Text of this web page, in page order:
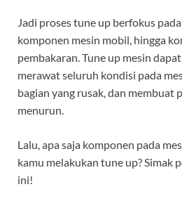
Jadi proses tune up berfokus
komponen mesin mobil, hingga
pembakaran. Tune up mesin
merawat seluruh kondisi pada
bagian yang rusak, dan membuat
menurun.
Lalu, apa saja komponen pada
kamu melakukan tune up? Simak
ini!